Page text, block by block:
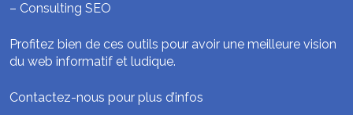
– Consulting SEO
Profitez bien de ces outils pour avoir une meilleure vision
du web informatif et ludique.
Contactez-nous pour plus d’infos